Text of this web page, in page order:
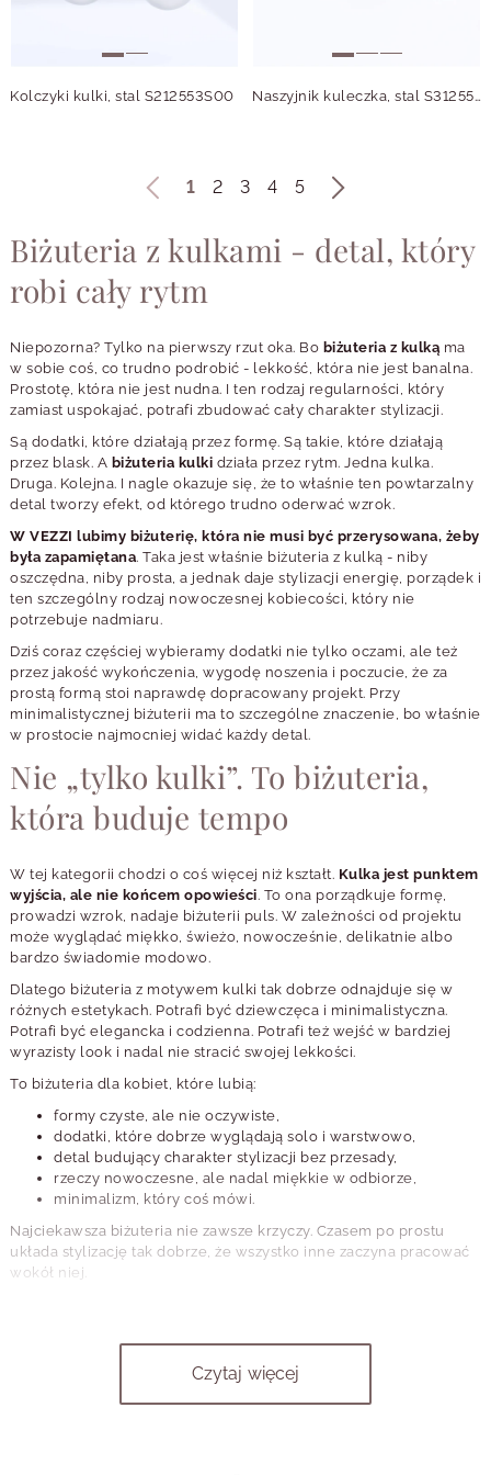
Kolczyki kulki, stal S212553S00 Naszyjnik kuleczka, stal S312557S00
1 2 3 4 5
Biżuteria z kulkami - detal, który
robi cały rytm
Niepozorna? Tylko na pierwszy rzut oka. Bo biżuteria z kulką ma
w sobie coś, co trudno podrobić - lekkość, która nie jest banalna.
Prostotę, która nie jest nudna. I ten rodzaj regularności, który
zamiast uspokajać, potrafi zbudować cały charakter stylizacji.
Są dodatki, które działają przez formę. Są takie, które działają
przez blask. A biżuteria kulki działa przez rytm. Jedna kulka.
Druga. Kolejna. I nagle okazuje się, że to właśnie ten powtarzalny
detal tworzy efekt, od którego trudno oderwać wzrok.
W VEZZI lubimy biżuterię, która nie musi być przerysowana, żeby
była zapamiętana. Taka jest właśnie biżuteria z kulką - niby
oszczędna, niby prosta, a jednak daje stylizacji energię, porządek i
ten szczególny rodzaj nowoczesnej kobiecości, który nie
potrzebuje nadmiaru.
Dziś coraz częściej wybieramy dodatki nie tylko oczami, ale też
przez jakość wykończenia, wygodę noszenia i poczucie, że za
prostą formą stoi naprawdę dopracowany projekt. Przy
minimalistycznej biżuterii ma to szczególne znaczenie, bo właśnie
w prostocie najmocniej widać każdy detal.
Nie „tylko kulki”. To biżuteria,
która buduje tempo
W tej kategorii chodzi o coś więcej niż kształt. Kulka jest punktem
wyjścia, ale nie końcem opowieści. To ona porządkuje formę,
prowadzi wzrok, nadaje biżuterii puls. W zależności od projektu
może wyglądać miękko, świeżo, nowocześnie, delikatnie albo
bardzo świadomie modowo.
Dlatego biżuteria z motywem kulki tak dobrze odnajduje się w
różnych estetykach. Potrafi być dziewczęca i minimalistyczna.
Potrafi być elegancka i codzienna. Potrafi też wejść w bardziej
wyrazisty look i nadal nie stracić swojej lekkości.
To biżuteria dla kobiet, które lubią:
formy czyste, ale nie oczywiste,
dodatki, które dobrze wyglądają solo i warstwowo,
detal budujący charakter stylizacji bez przesady,
rzeczy nowoczesne, ale nadal miękkie w odbiorze,
minimalizm, który coś mówi.
Najciekawsza biżuteria nie zawsze krzyczy. Czasem po prostu
układa stylizację tak dobrze, że wszystko inne zaczyna pracować
wokół niej.
architektonicznego
Czytaj więcej